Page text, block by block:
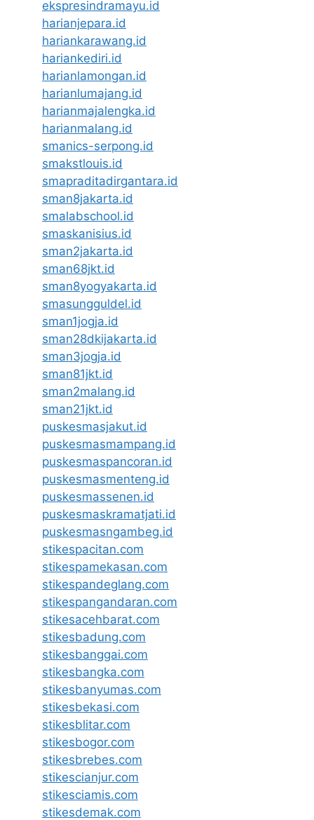
ekspresindramayu.id
harianjepara.id
hariankarawang.id
hariankediri.id
harianlamongan.id
harianlumajang.id
harianmajalengka.id
harianmalang.id
smanics-serpong.id
smakstlouis.id
smapraditadirgantara.id
sman8jakarta.id
smalabschool.id
smaskanisius.id
sman2jakarta.id
sman68jkt.id
sman8yogyakarta.id
smasungguldel.id
sman1jogja.id
sman28dkijakarta.id
sman3jogja.id
sman81jkt.id
sman2malang.id
sman21jkt.id
puskesmasjakut.id
puskesmasmampang.id
puskesmaspancoran.id
puskesmasmenteng.id
puskesmassenen.id
puskesmaskramatjati.id
puskesmasngambeg.id
stikespacitan.com
stikespamekasan.com
stikespandeglang.com
stikespangandaran.com
stikesacehbarat.com
stikesbadung.com
stikesbanggai.com
stikesbangka.com
stikesbanyumas.com
stikesbekasi.com
stikesblitar.com
stikesbogor.com
stikesbrebes.com
stikescianjur.com
stikesciamis.com
stikesdemak.com